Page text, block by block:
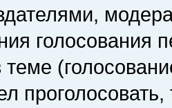
голосования